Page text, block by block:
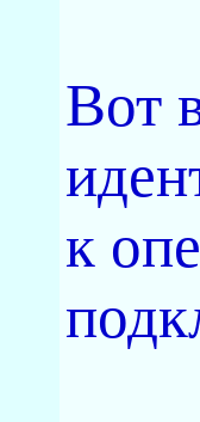
Вот
к